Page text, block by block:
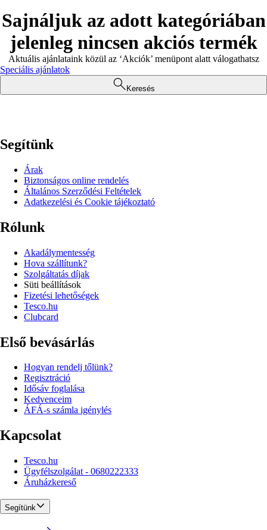
Sajnáljuk az adott kategóriában
jelenleg nincsen akciós termék
Aktuális ajánlataink közül az ‘Akciók’ menüpont alatt válogathatsz
Speciális ajánlatok
Keresés
Segítünk
Árak
Biztonságos online rendelés
Általános Szerződési Feltételek
Adatkezelési és Cookie tájékoztató
Rólunk
Akadálymentesség
Hova szállítunk?
Szolgáltatás díjak
Süti beállítások
Fizetési lehetőségek
Tesco.hu
Clubcard
Első bevásárlás
Hogyan rendelj tőlünk?
Regisztráció
Idősáv foglalása
Kedvenceim
ÁFÁ-s számla igénylés
Kapcsolat
Tesco.hu
Ügyfélszolgálat - 0680222333
Áruházkereső
Segítünk